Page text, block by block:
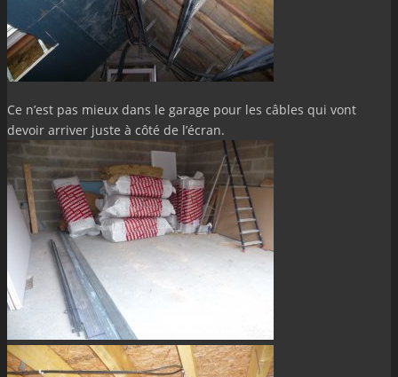
Ce n’est pas mieux dans le garage pour les câbles qui vont
devoir arriver juste à côté de l’écran.